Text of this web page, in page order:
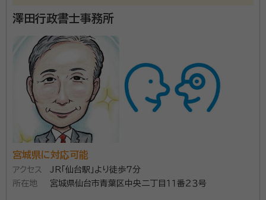
澤田行政書士事務所
宮城県に対応可能
アクセス
JR「仙台駅」より徒歩7分
所在地
宮城県仙台市青葉区中央二丁目１１番２３号